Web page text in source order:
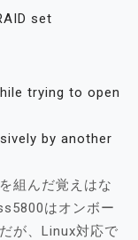
set
trying to open
by another
組んだ覚えはな
はオンボー
が、Linux対応で